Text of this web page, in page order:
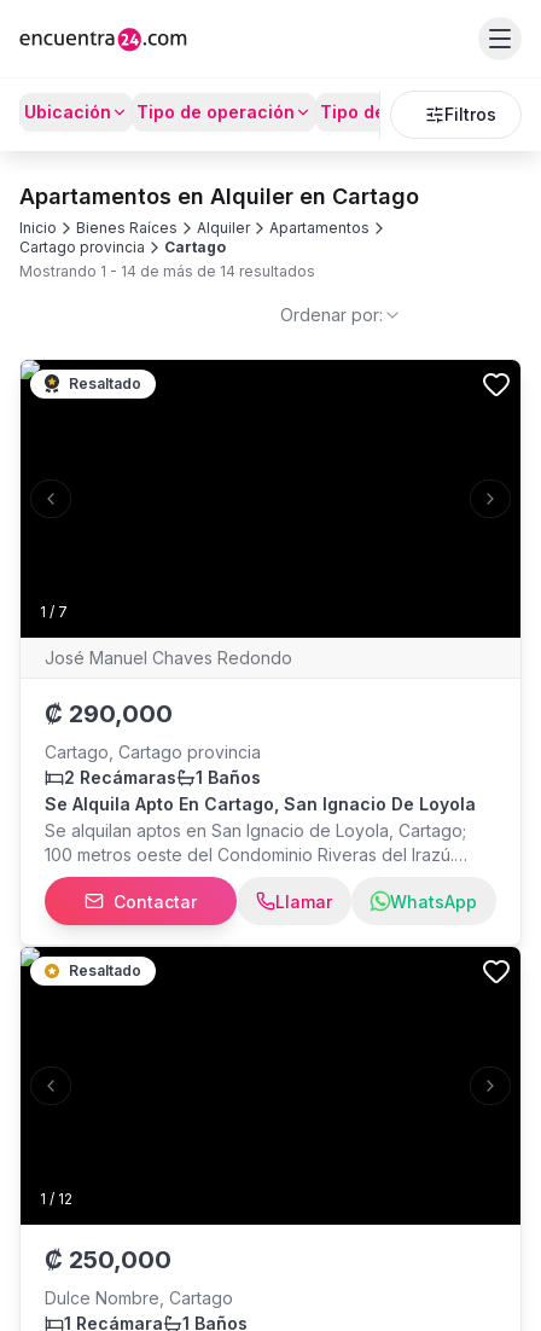
Ubicación Tipo de operación Tipo de Propiedad
Filtros
Apartamentos en Alquiler en Cartago
Inicio Bienes Raíces Alquiler
Apartamentos
Cartago provincia
Cartago
Mostrando 1 - 14 de más de 14 resultados
Ordenar por:
1 / 7
Previous slide Next
Resaltado
José Manuel Chaves Redondo
₡ 290,000
Cartago, Cartago provincia
2 Recámaras
1 Baños
Se Alquila Apto En Cartago, San Ignacio De Loyola
Se alquilan aptos en San Ignacio de Loyola, Cartago;
100 metros oeste del Condominio Riveras del Irazú.
Miden 75m2 c/u incluyendo garaje. Acceso a la pista
hacia San José en 5min vía Taras o La Angelina. Precio:
290.000 + depósito Dos cuartos (principal + simple) con
closet c/u Cocina/Sala con mueble 1 Baño con termo
ducha Cuarto de pilas Garaje para un vehículo (bajo
verificación de capacidad de pago.
Contactar Llamar WhatsApp
1 / 12
Previous slide Next
Resaltado
₡ 250,000
Dulce Nombre, Cartago
1 Recámara
1 Baños